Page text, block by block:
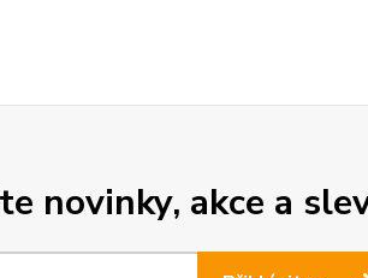
novinky, akce a